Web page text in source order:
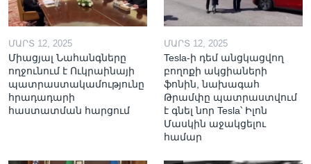
ՄԱՐՏ 12, 2025
Միացյալ Նահանգները
ողջունում է Ուկրաինայի
պատրաստակամությունը
հրադադարի
հաստատման հարցում
ՄԱՐՏ 12, 2025
Tesla-ի դեմ անցկացվող
բողոքի ակցիաների
ֆոնին, նախագահ
Թրամփը պատրաստվում
է գնել նոր Tesla՝ Իլոն
Մասկին աջակցելու
համար